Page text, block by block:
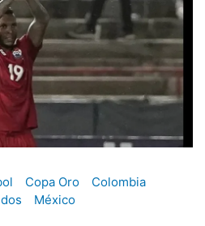
Copa Oro
Colombia
México